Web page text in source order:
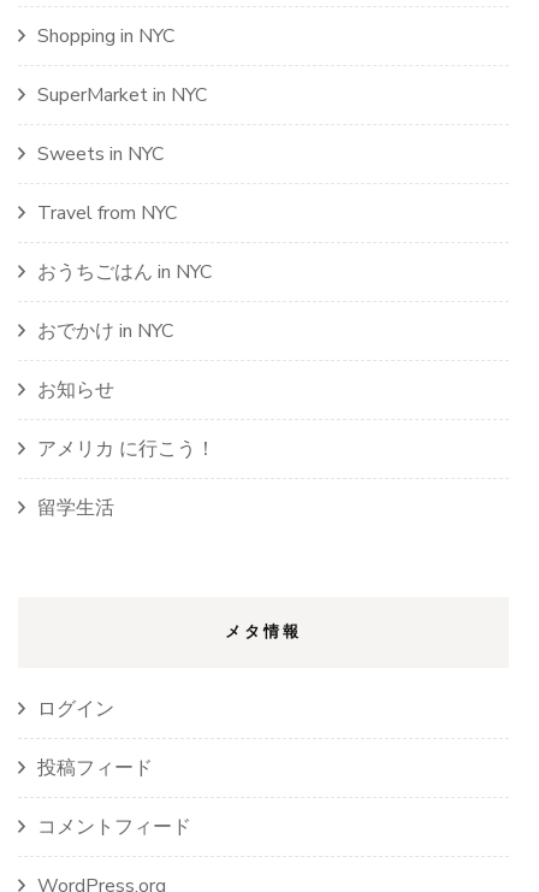
Shopping in NYC
SuperMarket in NYC
Sweets in NYC
Travel from NYC
おうちごはん in NYC
おでかけ in NYC
お知らせ
アメリカ に行こう！
留学生活
メタ情報
ログイン
投稿フィード
コメントフィード
WordPress.org